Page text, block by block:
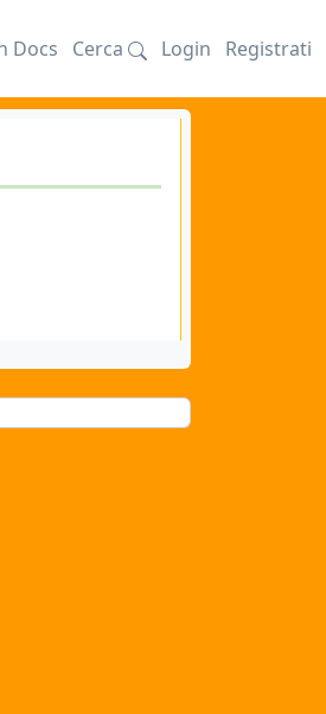
Docs Cerca Login Registrati